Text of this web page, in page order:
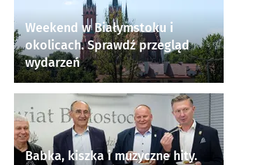
Weekend w Białymstoku i
okolicach. Sprawdź przegląd
wydarzeń
Babka, kiszka i muzyczne hity.